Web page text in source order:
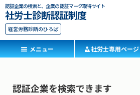
認証企業の検索と、企業の認証マーク取得サイト
社労士診断認証制度
経営労務診断のひろば
メニュー 社労士専用ページ
認証企業を検索できます